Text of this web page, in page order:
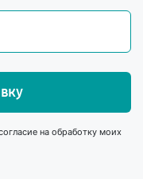
на обработку моих